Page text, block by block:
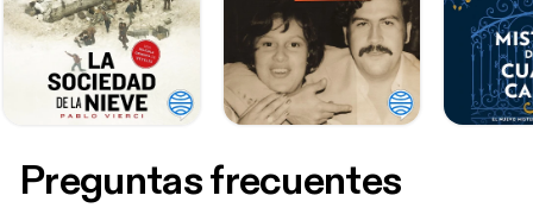
Preguntas frecuentes